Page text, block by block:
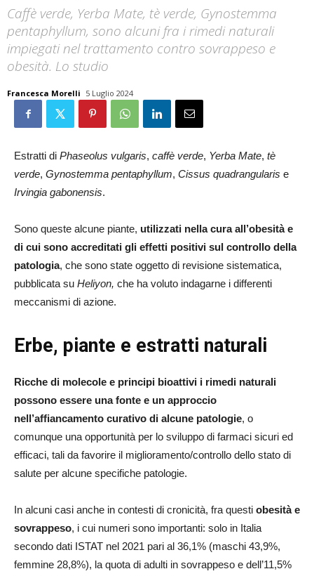
Caffè verde, Yerba Mate, tè verde, Gynostemma
pentaphyllum, sono alcuni fra i rimedi naturali
impiegati nel trattamento contro sovrappeso e
obesità. Lo studio
Francesca Morelli 5 Luglio 2024
Estratti di Phaseolus vulgaris, caffè verde, Yerba Mate, tè
verde, Gynostemma pentaphyllum, Cissus quadrangularis e
Irvingia gabonensis.
Sono queste alcune piante, utilizzati nella cura all’obesità e
di cui sono accreditati gli effetti positivi sul controllo della
patologia, che sono state oggetto di revisione sistematica,
pubblicata su Heliyon, che ha voluto indagarne i differenti
meccanismi di azione.
Erbe, piante e estratti naturali
Ricche di molecole e principi bioattivi i rimedi naturali
possono essere una fonte e un approccio
nell’affiancamento curativo di alcune patologie, o
comunque una opportunità per lo sviluppo di farmaci sicuri ed
efficaci, tali da favorire il miglioramento/controllo dello stato di
salute per alcune specifiche patologie.
In alcuni casi anche in contesti di cronicità, fra questi obesità e
sovrappeso, i cui numeri sono importanti: solo in Italia
secondo dati ISTAT nel 2021 pari al 36,1% (maschi 43,9%,
femmine 28,8%), la quota di adulti in sovrappeso e dell’11,5%